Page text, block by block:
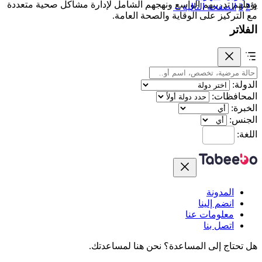
يؤهلهم تدريبهم الواسع ونهجهم الشامل لإدارة مشاكل صحية متعددة
مع التركيز على الوقاية والصحة العامة.
1
2
3 الصفحة التالية←
الفلاتر
الدولة:
المحافظات:
الخبرة:
الجنس:
اللغة:
المدونة
انضم إلينا
معلومات عنا
اتصل بنا
هل تحتاج إلى المساعدة؟ نحن هنا لمساعدتك.